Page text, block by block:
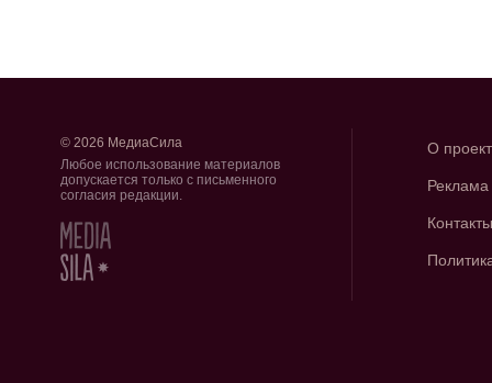
© 2026 МедиаСила
Любое использование материалов
допускается только с письменного
согласия редакции.
О
Реклама
Контакты